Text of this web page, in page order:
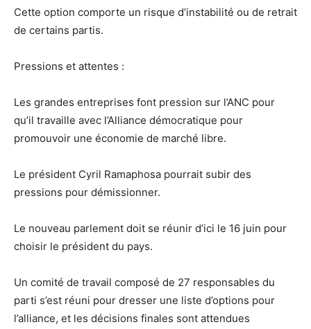
Cette option comporte un risque d’instabilité ou de retrait
de certains partis.
Pressions et attentes :
Les grandes entreprises font pression sur l’ANC pour
qu’il travaille avec l’Alliance démocratique pour
promouvoir une économie de marché libre.
Le président Cyril Ramaphosa pourrait subir des
pressions pour démissionner.
Le nouveau parlement doit se réunir d’ici le 16 juin pour
choisir le président du pays.
Un comité de travail composé de 27 responsables du
parti s’est réuni pour dresser une liste d’options pour
l’alliance, et les décisions finales sont attendues